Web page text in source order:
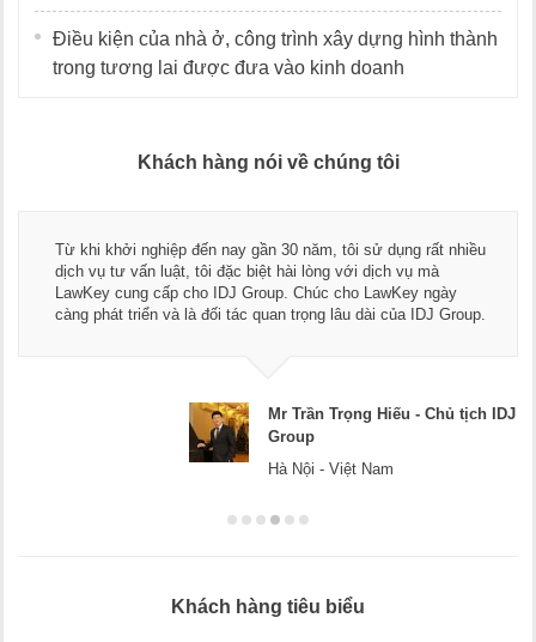
Điều kiện của nhà ở, công trình xây dựng hình thành
trong tương lai được đưa vào kinh doanh
Khách hàng nói về chúng tôi
Từ khi khởi nghiệp đến nay gần 30 năm, tôi sử dụng rất nhiều
dịch vụ tư vấn luật, tôi đặc biệt hài lòng với dịch vụ mà
LawKey cung cấp cho IDJ Group. Chúc cho LawKey ngày
càng phát triển và là đối tác quan trọng lâu dài của IDJ Group.
Mr Trần Trọng Hiếu - Chủ tịch IDJ
Group
Hà Nội - Việt Nam
Khách hàng tiêu biểu